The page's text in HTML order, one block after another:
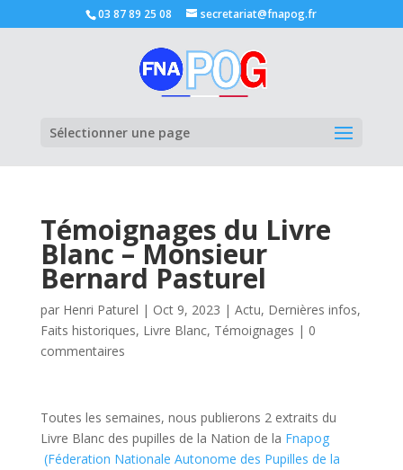
03 87 89 25 08 secretariat@fnapog.fr
Sélectionner une page
Témoignages du Livre
Blanc – Monsieur
Bernard Pasturel
par Henri Paturel | Oct 9, 2023 | Actu, Dernières infos,
Faits historiques, Livre Blanc, Témoignages | 0
commentaires
Toutes les semaines, nous publierons 2 extraits du
Livre Blanc des pupilles de la Nation de la Fnapog
(Féderation Nationale Autonome des Pupilles de la